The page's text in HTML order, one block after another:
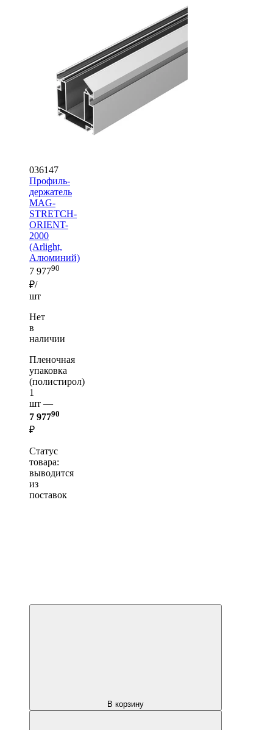
036147
Профиль-
держатель
MAG-
STRETCH-
ORIENT-
2000
(Arlight,
Алюминий)
7 97790
₽/
шт
Нет
в
наличии
Пленочная
упаковка
(полистирол)
1
шт —
7 97790
₽
Статус
товара:
выводится
из
поставок
В корзину